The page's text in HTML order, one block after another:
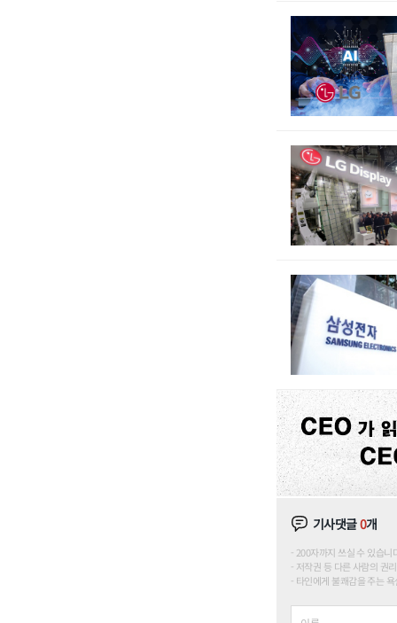
기사댓글0개
200자까지 쓰실 수 있습
저작권 등 다른 사람의 권
타인에게 불쾌감을 주는